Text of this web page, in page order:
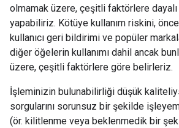
olmamak üzere, çeşitli faktörlere
yapabiliriz. Kötüye kullanım riskini,
kullanıcı geri bildirimi ve popüler
diğer öğelerin kullanımı dahil ancak
üzere, çeşitli faktörlere göre belirleriz.
İşleminizin bulunabilirliği düşük
sorgularını sorunsuz bir şekilde
(ör. kilitlenme veya beklenmedik bir